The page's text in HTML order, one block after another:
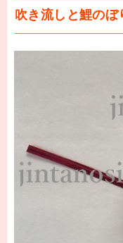
吹き流しと鯉のぼ